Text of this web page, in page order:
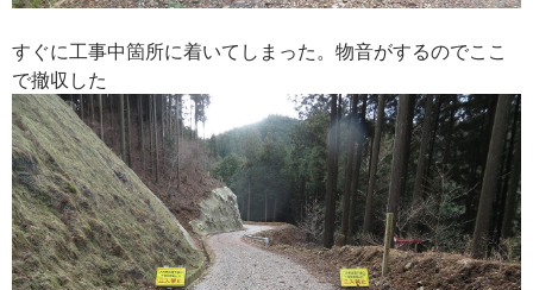
すぐに工事中箇所に着いてしまった。物音がするのでここ
で撤収した